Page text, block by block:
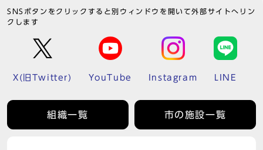
SNSボタンをクリックすると別ウィンドウを開いて外部サイトへリン
クします
X(旧Twitter) YouTube Instagram LINE
組織一覧 市の施設一覧